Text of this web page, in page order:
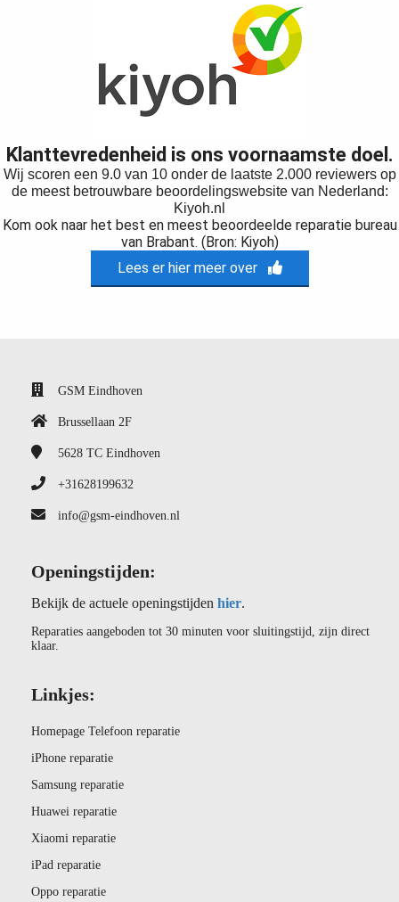
Klanttevredenheid is ons voornaamste doel.
Wij scoren een 9.0 van 10 onder de laatste 2.000 reviewers op
de meest betrouwbare beoordelingswebsite van Nederland:
Kiyoh.nl
Kom ook naar het best en meest beoordeelde reparatie bureau
van Brabant. (Bron: Kiyoh)
Lees er hier meer over
GSM Eindhoven
Brussellaan 2F
5628 TC Eindhoven
+31628199632
info@gsm-eindhoven.nl
Openingstijden:
Bekijk de actuele openingstijden hier.
Reparaties aangeboden tot 30 minuten voor sluitingstijd, zijn direct
klaar.
Linkjes:
Homepage Telefoon reparatie
iPhone reparatie
Samsung reparatie
Huawei reparatie
Xiaomi reparatie
iPad reparatie
Oppo reparatie